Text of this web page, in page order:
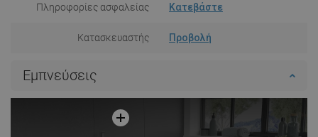
Πληροφορίες ασφαλείας Κατεβάστε
Κατασκευαστής Προβολή
Εμπνεύσεις